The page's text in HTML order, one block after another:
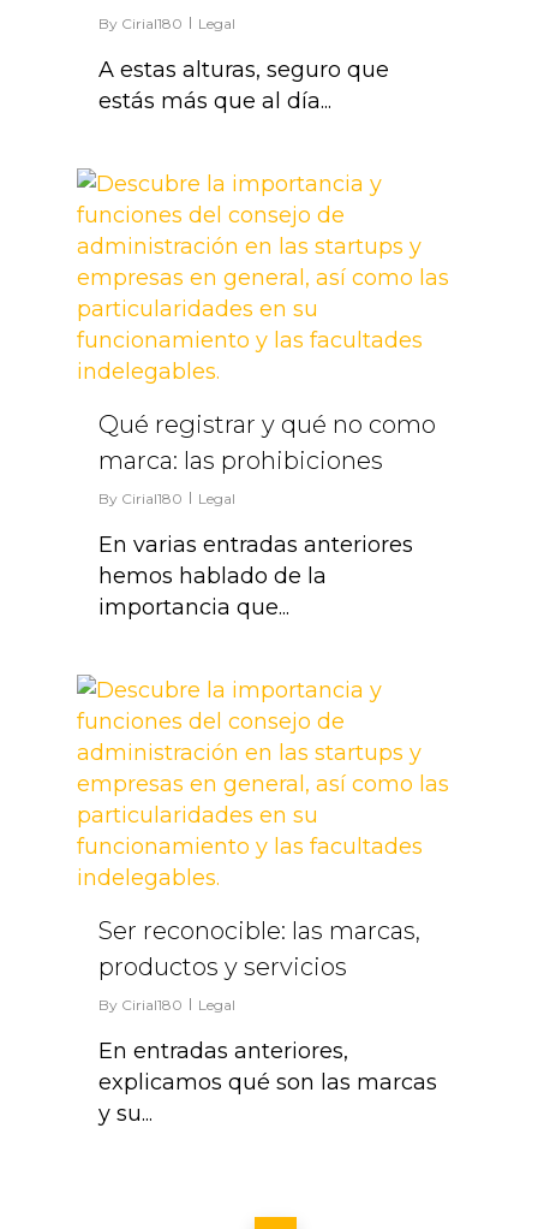
By Cirial180 Legal
A estas alturas, seguro que
estás más que al día...
Qué registrar y qué no como
marca: las prohibiciones
By Cirial180 Legal
En varias entradas anteriores
hemos hablado de la
importancia que...
Ser reconocible: las marcas,
productos y servicios
By Cirial180 Legal
En entradas anteriores,
explicamos qué son las marcas
y su...
3